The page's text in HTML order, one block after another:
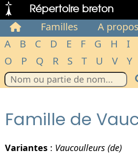
Répertoire breton
Familles
A propos
A
B C D E F G H I
O
P Q R S T U V Y
Famille de
Variantes : Vaucoulleurs (de)